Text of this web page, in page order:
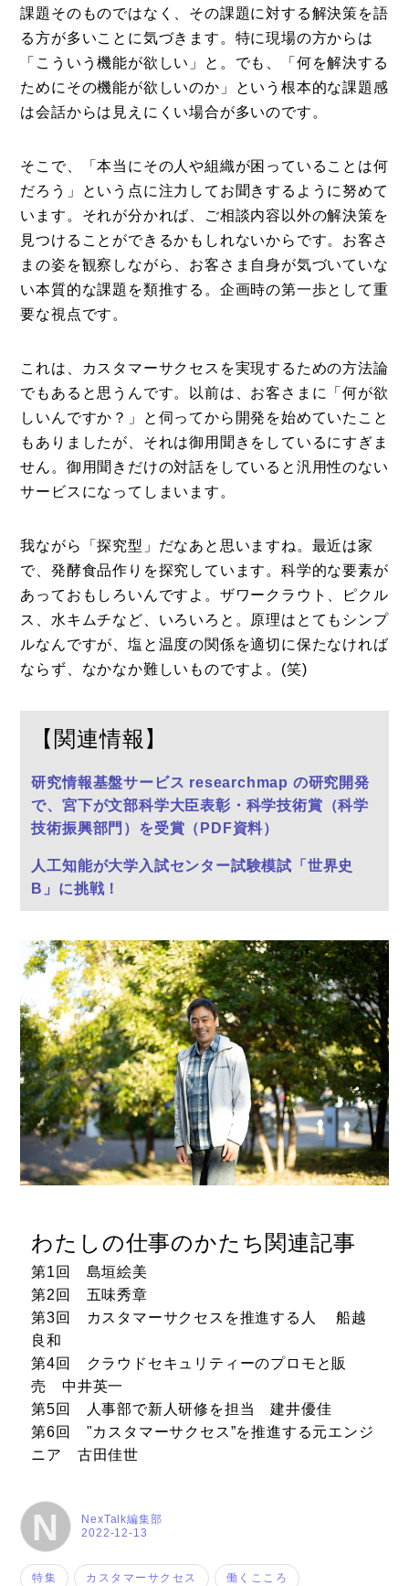
課題そのものではなく、その課題に対する解決策を語
る方が多いことに気づきます。特に現場の方からは
「こういう機能が欲しい」と。でも、「何を解決する
ためにその機能が欲しいのか」という根本的な課題感
は会話からは見えにくい場合が多いのです。
そこで、「本当にその人や組織が困っていることは何
だろう」という点に注力してお聞きするように努めて
います。それが分かれば、ご相談内容以外の解決策を
見つけることができるかもしれないからです。お客さ
まの姿を観察しながら、お客さま自身が気づいていな
い本質的な課題を類推する。企画時の第一歩として重
要な視点です。
これは、カスタマーサクセスを実現するための方法論
でもあると思うんです。以前は、お客さまに「何が欲
しいんですか？」と伺ってから開発を始めていたこと
もありましたが、それは御用聞きをしているにすぎま
せん。御用聞きだけの対話をしていると汎用性のない
サービスになってしまいます。
我ながら「探究型」だなあと思いますね。最近は家
で、発酵食品作りを探究しています。科学的な要素が
あっておもしろいんですよ。ザワークラウト、ピクル
ス、水キムチなど、いろいろと。原理はとてもシンプ
ルなんですが、塩と温度の関係を適切に保たなければ
ならず、なかなか難しいものですよ。(笑)
【関連情報】
研究情報基盤サービス researchmap の研究開発
で、宮下が文部科学大臣表彰・科学技術賞（科学
技術振興部門）を受賞（PDF資料）
人工知能が大学入試センター試験模試「世界史
B」に挑戦！
わたしの仕事のかたち関連記事
第1回 島垣絵美
第2回 五味秀章
第3回 カスタマーサクセスを推進する人 船越
良和
第4回 クラウドセキュリティーのプロモと販
売 中井英一
第5回 人事部で新人研修を担当 建井優佳
第6回 "カスタマーサクセス”を推進する元エンジ
ニア 古田佳世
N 2022-12-13
NexTalk編集部
特集 カスタマーサクセス 働くこころ